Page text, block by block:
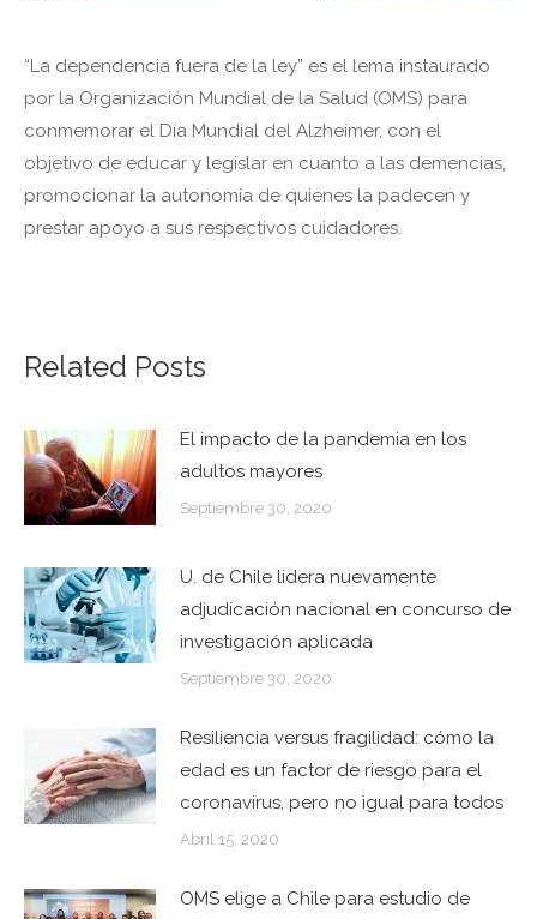
“La dependencia fuera de la ley” es el lema instaurado
por la Organización Mundial de la Salud (OMS) para
conmemorar el Día Mundial del Alzheimer, con el
objetivo de educar y legislar en cuanto a las demencias,
promocionar la autonomía de quienes la padecen y
prestar apoyo a sus respectivos cuidadores.
Related Posts
El impacto de la pandemia en los
adultos mayores
Septiembre 30, 2020
U. de Chile lidera nuevamente
adjudicación nacional en concurso de
investigación aplicada
Septiembre 30, 2020
Resiliencia versus fragilidad: cómo la
edad es un factor de riesgo para el
coronavirus, pero no igual para todos
Abril 15, 2020
OMS elige a Chile para estudio de